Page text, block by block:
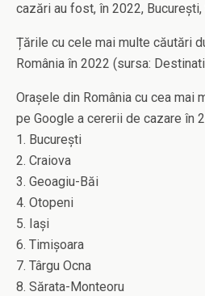
cazări au fost, în 2022,
Țările cu cele mai multe căutări
România în 2022 (sursa:
Orașele din România cu cea mai
pe Google a cererii de cazare în
1. București
2. Craiova
3. Geoagiu-Băi
4. Otopeni
5. Iași
6. Timișoara
7. Târgu Ocna
8. Sărata-Monteoru